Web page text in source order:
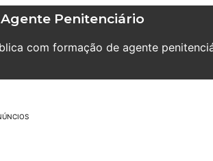
Penitenciário
com formação de agente